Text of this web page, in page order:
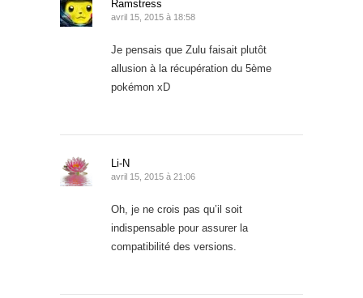
Ramstress
avril 15, 2015 à 18:58
Je pensais que Zulu faisait plutôt
allusion à la récupération du 5ème
pokémon xD
Li-N
avril 15, 2015 à 21:06
Oh, je ne crois pas qu’il soit
indispensable pour assurer la
compatibilité des versions.